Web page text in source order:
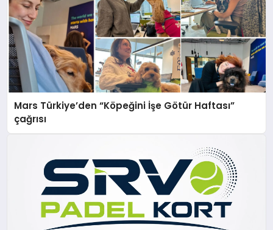
Mars Türkiye’den “Köpeğini İşe Götür Haftası”
çağrısı